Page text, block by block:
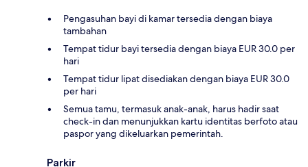
Pengasuhan bayi di kamar tersedia dengan biaya
tambahan
Tempat tidur bayi tersedia dengan biaya EUR 30.0 per
hari
Tempat tidur lipat disediakan dengan biaya EUR 30.0
per hari
Semua tamu, termasuk anak-anak, harus hadir saat
check-in dan menunjukkan kartu identitas berfoto atau
paspor yang dikeluarkan pemerintah.
Parkir